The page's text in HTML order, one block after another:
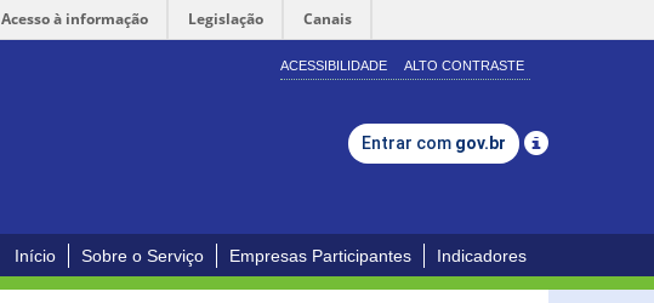
Acesso à informação Legislação Canais
ACESSIBILIDADE ALTO CONTRASTE
Entrar com gov.br
Início Sobre o Serviço Empresas Participantes Indicadores